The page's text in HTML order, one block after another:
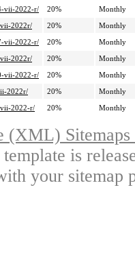
vii-2022-r/
20%
Monthly
vii-2022r/
20%
Monthly
vii-2022-r/
20%
Monthly
vii-2022r/
20%
Monthly
vii-2022-r/
20%
Monthly
2022r/
20%
Monthly
vii-2022-r/
20% Monthly
(XML)
is
your sitemap